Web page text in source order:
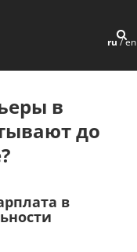
ru/en
в
до
в